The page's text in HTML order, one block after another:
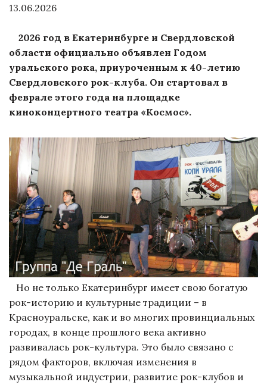
13.06.2026
2026 год в Екатеринбурге и Свердловской
области официально объявлен Годом
уральского рока, приуроченным к 40-летию
Свердловского рок-клуба. Он стартовал в
феврале этого года на площадке
киноконцертного театра «Космос».
Но не только Екатеринбург имеет свою богатую
рок-историю и культурные традиции – в
Красноуральске, как и во многих провинциальных
городах, в конце прошлого века активно
развивалась рок-культура. Это было связано с
рядом факторов, включая изменения в
музыкальной индустрии, развитие рок-клубов и